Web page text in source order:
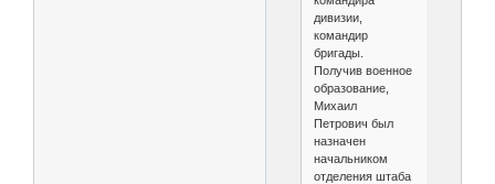
дивизии,
командир
бригады.
Получив военное
образование,
Миха­ил
Петрович был
назначен
начальником
отделения штаба